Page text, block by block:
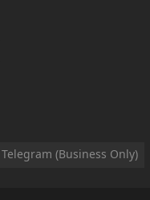
Telegram (Business Only)